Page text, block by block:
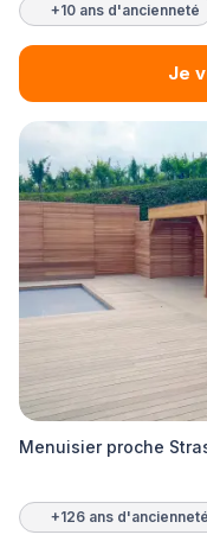
+10 ans d'ancienneté
Je
Menuisier proche
+126 ans d'ancienneté